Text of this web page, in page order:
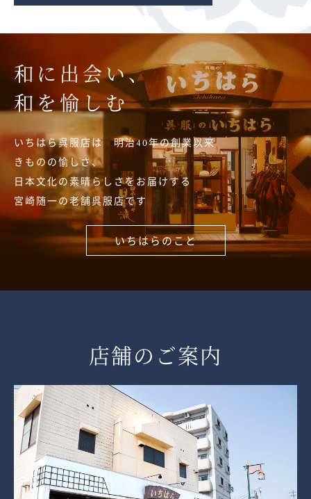
和に出会い、
和を愉しむ
いちはら呉服店は 明治40年の創業以来
きものの愉しさ、
日本文化の素晴らしさをお届けする
宮崎随一の老舗呉服店です
いちはらのこと
店舗のご案内